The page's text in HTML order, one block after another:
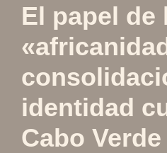
El papel de
identidad
Cabo Verde